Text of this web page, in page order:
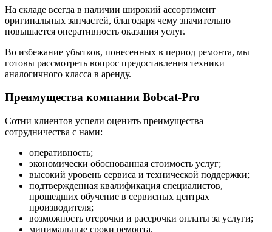
На складе всегда в наличии широкий ассортимент
оригинальных запчастей, благодаря чему значительно
повышается оперативность оказания услуг.
Во избежание убытков, понесенных в период ремонта, мы
готовы рассмотреть вопрос предоставления техники
аналогичного класса в аренду.
Преимущества компании Bobcat-Pro
Сотни клиентов успели оценить преимущества
сотрудничества с нами:
оперативность;
экономически обоснованная стоимость услуг;
высокий уровень сервиса и технической поддержки;
подтвержденная квалификация специалистов,
прошедших обучение в сервисных центрах
производителя;
возможность отсрочки и рассрочки оплаты за услуги;
минимальные сроки ремонта.